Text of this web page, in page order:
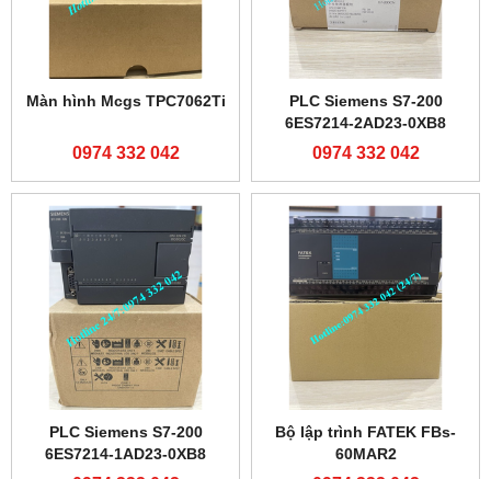
0974 332 042 0974 332 042
Màn Hình Hitech
PWS6A00T-P
0974 332 042
Bộ lập trình PLC Shihlin
AX1N-60MR-ES
0974 332 042